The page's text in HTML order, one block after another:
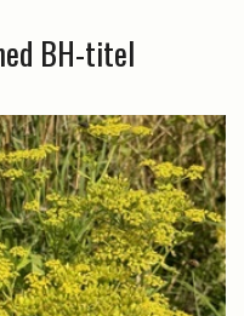
BH-titel